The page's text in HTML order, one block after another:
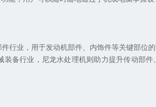
行业，用于发动机部件、内饰件等关键部位
备行业，尼龙水处理机则助力提升传动部